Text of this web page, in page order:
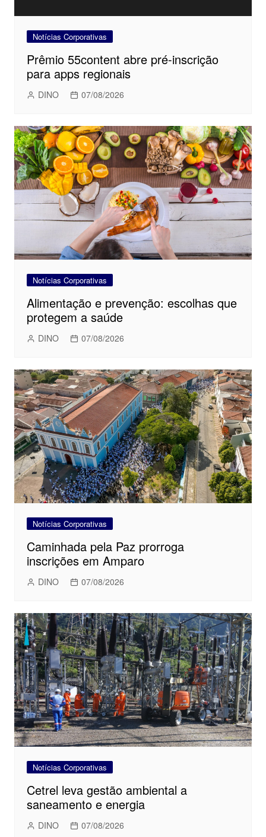
Notícias Corporativas
Prêmio 55content abre pré-inscrição
para apps regionais
DINO 07/08/2026
Notícias Corporativas
Alimentação e prevenção: escolhas que
protegem a saúde
DINO 07/08/2026
Notícias Corporativas
Caminhada pela Paz prorroga
inscrições em Amparo
DINO 07/08/2026
Notícias Corporativas
Cetrel leva gestão ambiental a
saneamento e energia
DINO 07/08/2026